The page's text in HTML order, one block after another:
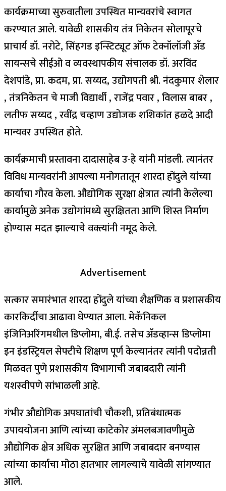
कार्यक्रमाच्या सुरुवातीला उपस्थित मान्यवरांचे स्वागत
करण्यात आले. यावेळी शासकीय तंत्र निकेतन सोलापूरचे
प्राचार्य डॉ. नरोटे, सिंहगड इन्स्टिट्यूट ऑफ टेक्नॉलॉजी अँड
सायन्सचे सीईओ व व्यवस्थापकीय संचालक डॉ. अरविंद
देशपांडे, प्रा. कदम, प्रा. सय्यद, उद्योगपती श्री. नंदकुमार शेलार
, तंत्रनिकेतन चे माजी विद्यार्थी , राजेंद्र पवार , विलास बाबर ,
लतीफ सय्यद , रवींद्र चव्हाण उद्योजक शशिकांत हळदे आदी
मान्यवर उपस्थित होते.
कार्यक्रमाची प्रस्तावना दादासाहेब उ-हे यांनी मांडली. त्यानंतर
विविध मान्यवरांनी आपल्या मनोगतातून शारदा होंदुले यांच्या
कार्याचा गौरव केला. औद्योगिक सुरक्षा क्षेत्रात त्यांनी केलेल्या
कार्यामुळे अनेक उद्योगांमध्ये सुरक्षितता आणि शिस्त निर्माण
होण्यास मदत झाल्याचे वक्त्यांनी नमूद केले.
Advertisement
सत्कार समारंभात शारदा होंदुले यांच्या शैक्षणिक व प्रशासकीय
कारकिर्दीचा आढावा घेण्यात आला. मेकॅनिकल
इंजिनिअरिंगमधील डिप्लोमा, बी.ई. तसेच अ‍ॅडव्हान्स डिप्लोमा
इन इंडस्ट्रियल सेफ्टीचे शिक्षण पूर्ण केल्यानंतर त्यांनी पदोन्नती
मिळवत पुणे प्रशासकीय विभागाची जबाबदारी त्यांनी
यशस्वीपणे सांभाळली आहे.
गंभीर औद्योगिक अपघातांची चौकशी, प्रतिबंधात्मक
उपाययोजना आणि त्यांच्या काटेकोर अंमलबजावणीमुळे
औद्योगिक क्षेत्र अधिक सुरक्षित आणि जबाबदार बनण्यास
त्यांच्या कार्याचा मोठा हातभार लागल्याचे यावेळी सांगण्यात
आले.